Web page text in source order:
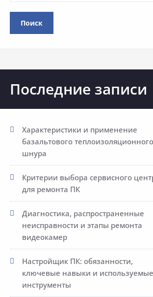
Поиск
Последние записи
Характеристики и применение
базальтового теплоизоляционного
шнура
Критерии выбора сервисного
для ремонта ПК
Диагностика, распространенные
неисправности и этапы ремонта
видеокамер
Настройщик ПК: обязанности,
ключевые навыки и используемые
инструменты